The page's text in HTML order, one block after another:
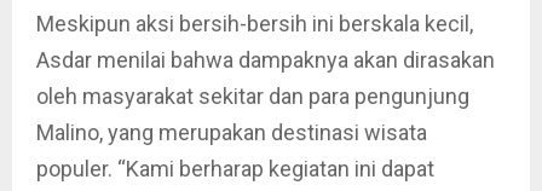
Meskipun aksi bersih-bersih ini berskala kecil,
Asdar menilai bahwa dampaknya akan dirasakan
oleh masyarakat sekitar dan para pengunjung
Malino, yang merupakan destinasi wisata
populer. “Kami berharap kegiatan ini dapat